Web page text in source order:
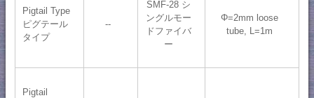
Pigtail Type
ピグテール
タイプ
--
SMF-28 シ
ングルモー
ドファイバ
ー
Φ=2mm loose
tube, L=1m
Pigtail